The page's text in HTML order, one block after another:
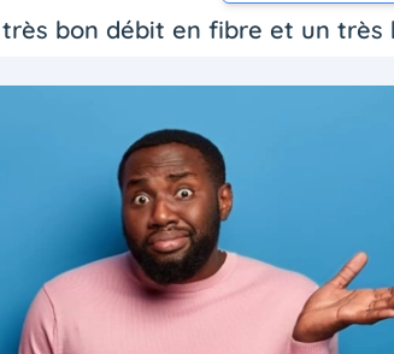
bon débit en fibre et un très